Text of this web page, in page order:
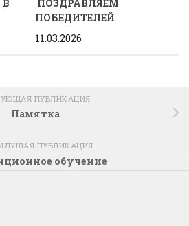
ПОЗДРАВЛЯЕМ
ПОБЕДИТЕЛЕЙ
11.03.2026
ПУБЛИКАЦИЯ
Памятка
ПУБЛИКАЦИЯ
обучение